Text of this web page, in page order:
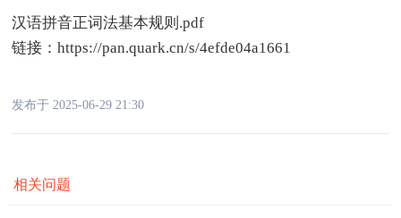
汉语拼音正词法基本规则.pdf
链接： https://pan.quark.cn/s/4efde04a1661
发布于 2025-06-29 21:30
相关问题